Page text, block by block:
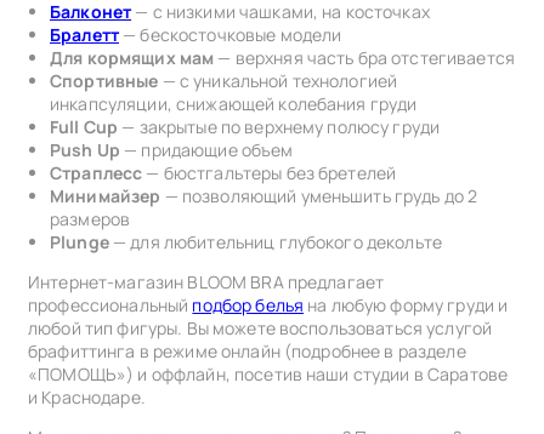
Балконет — с низкими чашками, на косточках
Бралетт— бескосточковые модели
Для кормящих мам — верхняя часть бра отстегивается
Спортивные — с уникальной технологией
инкапсуляции, снижающей колебания груди
Full Cup — закрытые по верхнему полюсу груди
Push Up — придающие объем
Страплесс — бюстгальтеры без бретелей
Минимайзер — позволяющий уменьшить грудь до 2
размеров
Plunge— для любительниц глубокого декольте
Интернет-магазин BLOOM BRA предлагает
профессиональный подбор белья на любую форму груди и
любой тип фигуры. Вы можете воспользоваться услугой
брафиттинга в режиме онлайн (подробнее в разделе
«ПОМОЩЬ») и оффлайн, посетив наши студии в Саратове
и Краснодаре.